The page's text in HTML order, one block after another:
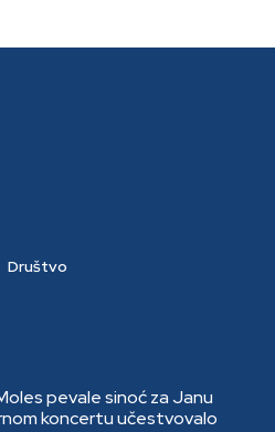
Društvo
pevale sinoć za Janu
koncertu učestvovalo